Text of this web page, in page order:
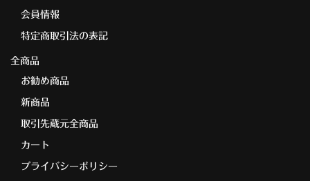
会員情報
特定商取引法の表記
全商品
お勧め商品
新商品
取引先蔵元全商品
カート
プライバシーポリシー